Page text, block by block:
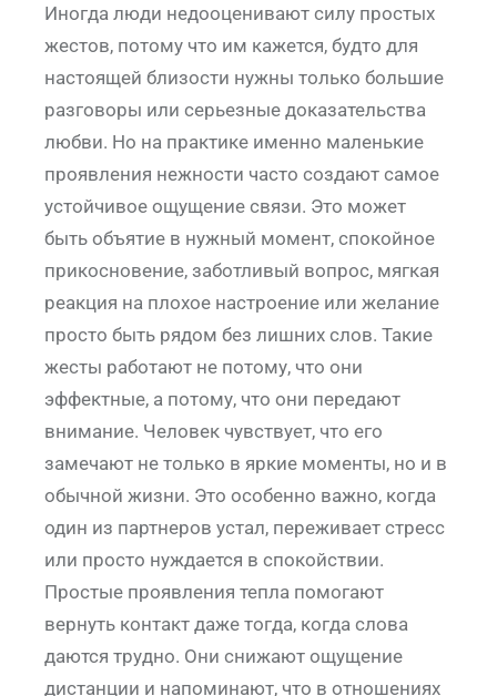
Иногда люди недооценивают силу простых
жестов, потому что им кажется, будто для
настоящей близости нужны только большие
разговоры или серьезные доказательства
любви. Но на практике именно маленькие
проявления нежности часто создают самое
устойчивое ощущение связи. Это может
быть объятие в нужный момент, спокойное
прикосновение, заботливый вопрос, мягкая
реакция на плохое настроение или желание
просто быть рядом без лишних слов. Такие
жесты работают не потому, что они
эффектные, а потому, что они передают
внимание. Человек чувствует, что его
замечают не только в яркие моменты, но и в
обычной жизни. Это особенно важно, когда
один из партнеров устал, переживает стресс
или просто нуждается в спокойствии.
Простые проявления тепла помогают
вернуть контакт даже тогда, когда слова
даются трудно. Они снижают ощущение
дистанции и напоминают, что в отношениях